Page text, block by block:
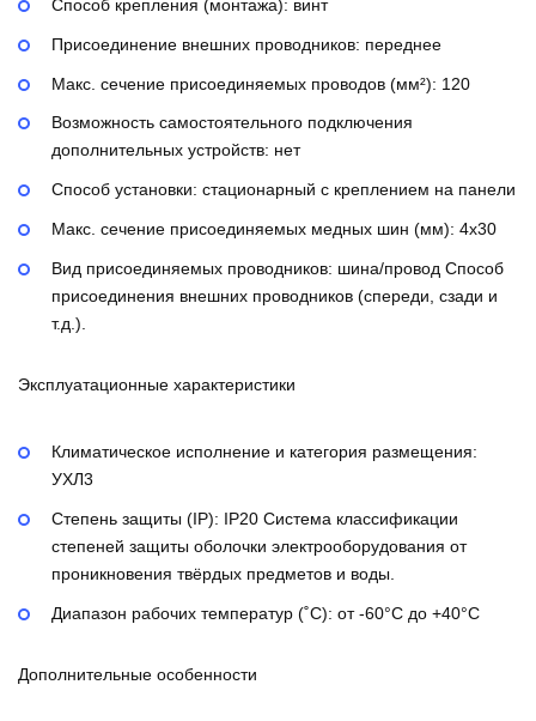
Способ крепления (монтажа): винт
Присоединение внешних проводников: переднее
Макс. сечение присоединяемых проводов (мм²): 120
Возможность самостоятельного подключения
дополнительных устройств: нет
Способ установки: стационарный с креплением на панели
Макс. сечение присоединяемых медных шин (мм): 4х30
Вид присоединяемых проводников: шина/провод Способ
присоединения внешних проводников (спереди, сзади и
т.д.).
Эксплуатационные характеристики
Климатическое исполнение и категория размещения:
УХЛ3
Степень защиты (IP): IP20 Система классификации
степеней защиты оболочки электрооборудования от
проникновения твёрдых предметов и воды.
Диапазон рабочих температур (˚С): от -60°С до +40°С
Дополнительные особенности